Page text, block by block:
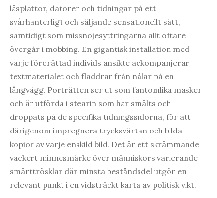
läsplattor, datorer och tidningar på ett
svårhanterligt och säljande sensationellt sätt,
samtidigt som missnöjesyttringarna allt oftare
övergår i mobbing. En gigantisk installation med
varje förorättad individs ansikte ackompanjerar
textmaterialet och fladdrar från nålar på en
långvägg. Porträtten ser ut som fantomlika masker
och är utförda i stearin som har smälts och
droppats på de specifika tidningssidorna, för att
därigenom impregnera trycksvärtan och bilda
kopior av varje enskild bild. Det är ett skrämmande
vackert minnesmärke över människors varierande
smärttrösklar där minsta beståndsdel utgör en
relevant punkt i en vidsträckt karta av politisk vikt.